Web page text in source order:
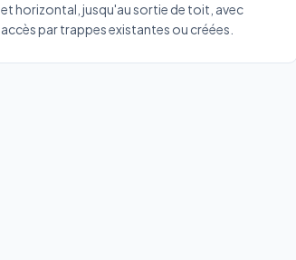
et horizontal, jusqu'au sortie de toit, avec
accès par trappes existantes ou créées.